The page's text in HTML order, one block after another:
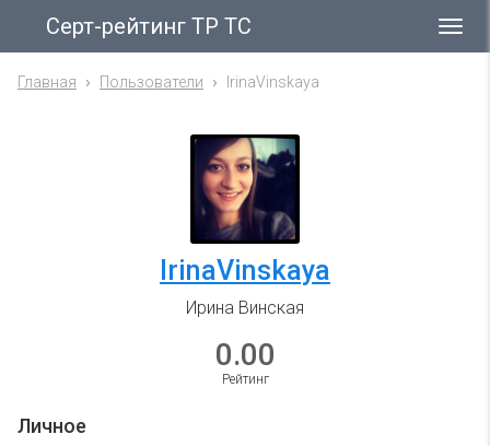
Серт-рейтинг ТР ТС
Главная Пользователи IrinaVinskaya
IrinaVinskaya
Ирина Винская
0.00
Рейтинг
Личное